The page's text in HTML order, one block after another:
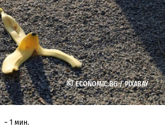
©ECONOMIC.BG /PIXABAY
~ 1 мин.